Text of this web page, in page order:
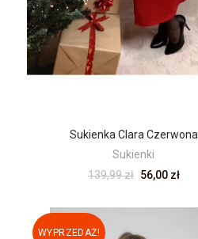
Sukienka Clara Czerwona
Sukienki
139,99 zł 56,00 zł
WYPRZEDAŻ!